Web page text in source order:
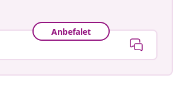
Anbefalet